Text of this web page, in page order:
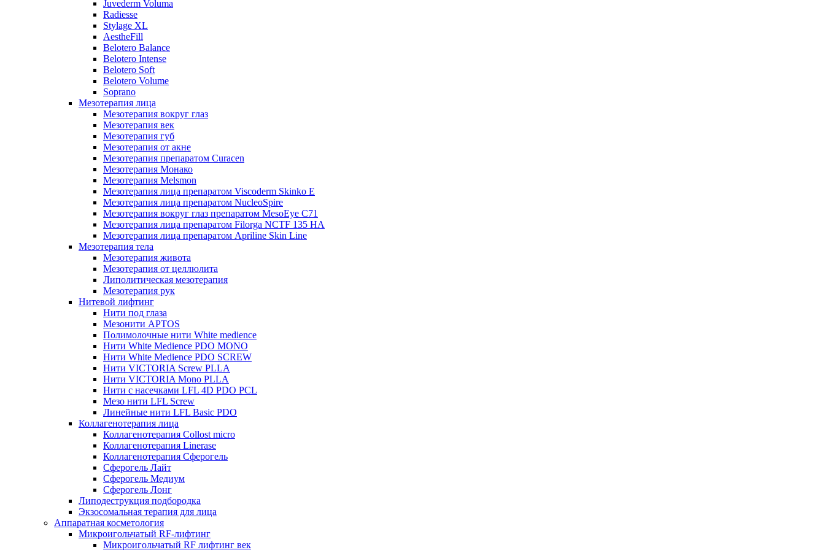
Juvederm Voluma
Radiesse
Stylage XL
AestheFill
Belotero Balance
Belotero Intense
Belotero Soft
Belotero Volume
Soprano
Мезотерапия лица
Мезотерапия вокруг глаз
Мезотерапия век
Мезотерапия губ
Мезотерапия от акне
Мезотерапия препаратом Curacen
Мезотерапия Монако
Мезотерапия Melsmon
Мезотерапия лица препаратом Viscoderm Skinko E
Мезотерапия лица препаратом NucleoSpire
Мезотерапия вокруг глаз препаратом MesoEye С71
Мезотерапия лица препаратом Filorga NCTF 135 HA
Мезотерапия лица препаратом Apriline Skin Line
Мезотерапия тела
Мезотерапия живота
Мезотерапия от целлюлита
Липолитическая мезотерапия
Мезотерапия рук
Нитевой лифтинг
Нити под глаза
Мезонити APTOS
Полимолочные нити White medience
Нити White Medience PDO MONO
Нити White Medience PDO SCREW
Нити VICTORIA Screw PLLA
Нити VICTORIA Mono PLLA
Нити с насечками LFL 4D PDO PCL
Мезо нити LFL Screw
Линейные нити LFL Basic PDO
Коллагенотерапия лица
Коллагенотерапия Collost micro
Коллагенотерапия Linerase
Коллагенотерапия Сферогель
Сферогель Лайт
Сферогель Медиум
Сферогель Лонг
Липодеструкция подбородка
Экзосомальная терапия для лица
Аппаратная косметология
Микроигольчатый RF-лифтинг
Микроигольчатый RF лифтинг век